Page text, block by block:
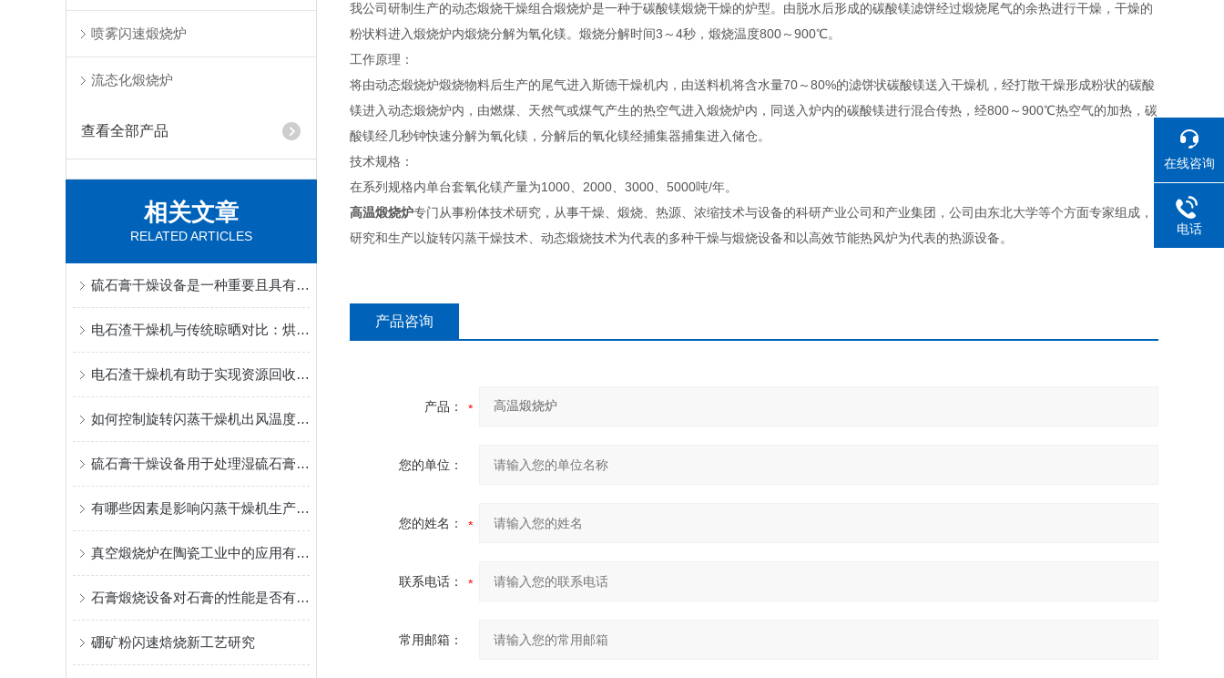
喷雾闪速煅烧炉
流态化煅烧炉
查看全部产品
相关文章
RELATED ARTICLES
硫石膏干燥设备是一种重要且具有很大市场需求的工业装置
电石渣干燥机与传统晾晒对比：烘干速度、含水率均匀性与占地深度评测
电石渣干燥机有助于实现资源回收和环境保护
如何控制旋转闪蒸干燥机出风温度和设备的操作压力？
硫石膏干燥设备用于处理湿硫石膏并使其干燥
有哪些因素是影响闪蒸干燥机生产能力的？
真空煅烧炉在陶瓷工业中的应用有哪些
石膏煅烧设备对石膏的性能是否有影响
硼矿粉闪速焙烧新工艺研究
我公司研制生产的动态煅烧干燥组合煅烧炉是一种于碳酸镁煅烧干燥的炉型。由脱水后形成的碳酸镁滤饼经过煅烧尾气的余热进行干燥，干燥的
粉状料进入煅烧炉内煅烧分解为氧化镁。煅烧分解时间3～4秒，煅烧温度800～900℃。
工作原理：
将由动态煅烧炉煅烧物料后生产的尾气进入斯德干燥机内，由送料机将含水量70～80%的滤饼状碳酸镁送入干燥机，经打散干燥形成粉状的碳酸
镁进入动态煅烧炉内，由燃煤、天然气或煤气产生的热空气进入煅烧炉内，同送入炉内的碳酸镁进行混合传热，经800～900℃热空气的加热，碳
酸镁经几秒钟快速分解为氧化镁，分解后的氧化镁经捕集器捕集进入储仓。
技术规格：
在系列规格内单台套氧化镁产量为1000、2000、3000、5000吨/年。
高温煅烧炉专门从事粉体技术研究，从事干燥、煅烧、热源、浓缩技术与设备的科研产业公司和产业集团，公司由东北大学等个方面专家组成，
研究和生产以旋转闪蒸干燥技术、动态煅烧技术为代表的多种干燥与煅烧设备和以高效节能热风炉为代表的热源设备。
产品咨询
产品：
您的单位：
您的姓名：
联系电话：
常用邮箱：
在线咨询
电话